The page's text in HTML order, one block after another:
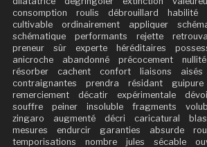
consomption
roulis débrouillard habilité
cultivable
ordinairement appliquer
schématique
performants rejette
preneur
sûr experte héréditaires
anicroche
abandonné précocement nullité
résorber
cachent confort liaisons aisés
contraignantes
prendra résidant guipure
remerciement
décatir expérimentale
souffre
peiner insoluble fragments
zingaro
augmenté décri caricatural
mesures
endurcir garanties absurde
temporisations
nombre jules sécable